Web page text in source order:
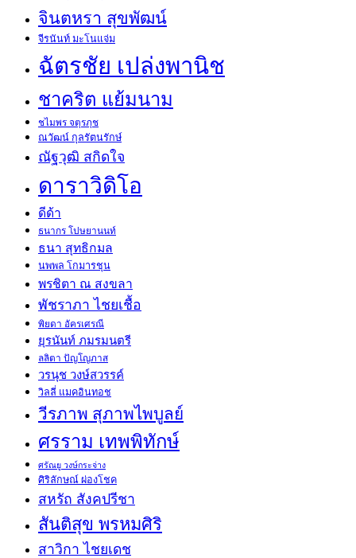
จินตหรา สุขพัฒน์
จีรนันท์ มะโนแจ่ม
ฉัตรชัย เปล่งพานิช
ชาคริต แย้มนาม
ชไมพร จตุรภุช
ณวัฒน์ กุลรัตนรักษ์
ณัฐวุฒิ สกิดใจ
ดาราวิดิโอ
ดีด้า
ธนากร โปษยานนท์
ธนา สุทธิกมล
นพพล โกมารชุน
พรชิตา ณ สงขลา
พัชราภา ไชยเชื้อ
พิยดา อัครเศรณี
ยุรนันท์ ภมรมนตรี
ลลิตา ปัญโญภาส
วรนุช วงษ์สวรรค์
วิลลี่ แมคอินทอช
วีรภาพ สุภาพไพบูลย์
ศรราม เทพพิทักษ์
ศรัณยู วงษ์กระจ่าง
ศิริลักษณ์ ผ่องโชค
สหรัถ สังคปรีชา
สันติสุข พรหมศิริ
สาวิกา ไชยเดช